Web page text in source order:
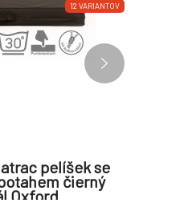
12 VARIANTOV
pelíšek se
čierný
Oxford